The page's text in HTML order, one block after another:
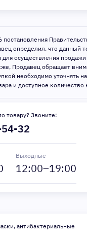
постановления
определил, что данный
для осуществления
Продавец обращает
необходимо уточнять
и доступное количество
товару? Звоните:
32
Выходные
12:00–19:00
антибактериальные